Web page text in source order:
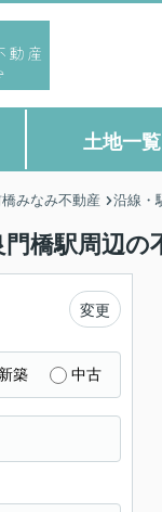
土地一覧
みなみ不動産 沿線・
橋駅周辺の
変更
新築 中古